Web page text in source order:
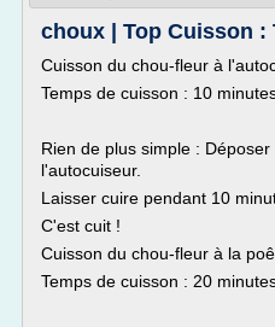
choux | Top Cuisson :
Cuisson du chou-fleur à
Temps de cuisson : 10
Rien de plus simple :
l'autocuiseur.
Laisser cuire pendant 10
C'est cuit !
Cuisson du chou-fleur à la
Temps de cuisson : 20